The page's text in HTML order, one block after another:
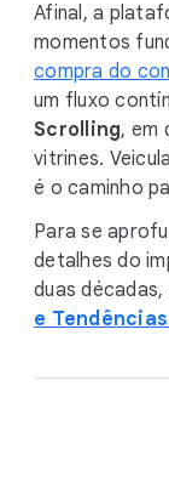
Afinal, a
momentos
compra do
um fluxo
Scrolling, em
vitrines.
é o caminho
Para se
detalhes do
duas
e